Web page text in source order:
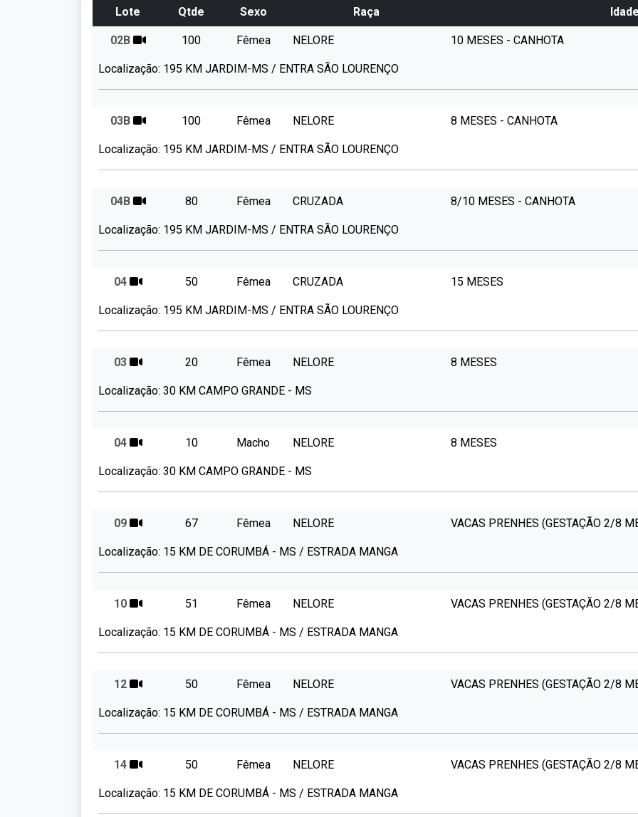
Lote Qtde Sexo Raça Idade
02B 100 Fêmea NELORE 10 MESES - CANHOTA
Localização: 195 KM JARDIM-MS / ENTRA SÃO LOURENÇO
03B 100 Fêmea NELORE 8 MESES - CANHOTA
Localização: 195 KM JARDIM-MS / ENTRA SÃO LOURENÇO
04B 80 Fêmea CRUZADA 8/10 MESES - CANHOTA
Localização: 195 KM JARDIM-MS / ENTRA SÃO LOURENÇO
04 50 Fêmea CRUZADA 15 MESES
Localização: 195 KM JARDIM-MS / ENTRA SÃO LOURENÇO
03 20 Fêmea NELORE 8 MESES
Localização: 30 KM CAMPO GRANDE - MS
04 10 Macho NELORE 8 MESES
Localização: 30 KM CAMPO GRANDE - MS
09 67 Fêmea NELORE VACAS PRENHES (GESTAÇÃO 2/8
Localização: 15 KM DE CORUMBÁ - MS / ESTRADA MANGA
10 51 Fêmea NELORE VACAS PRENHES (GESTAÇÃO 2/8
Localização: 15 KM DE CORUMBÁ - MS / ESTRADA MANGA
12 50 Fêmea NELORE VACAS PRENHES (GESTAÇÃO 2/8
Localização: 15 KM DE CORUMBÁ - MS / ESTRADA MANGA
14 50 Fêmea NELORE VACAS PRENHES (GESTAÇÃO 2/8
Localização: 15 KM DE CORUMBÁ - MS / ESTRADA MANGA